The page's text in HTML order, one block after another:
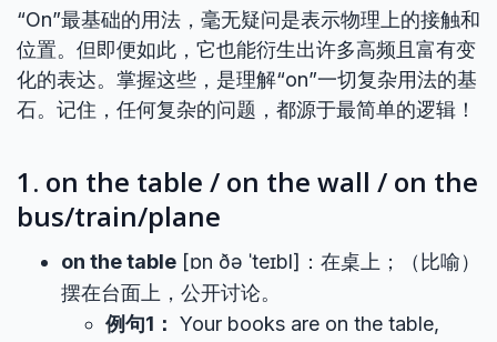
“On”最基础的用法，毫无疑问是表示物理上的接触和
位置。但即便如此，它也能衍生出许多高频且富有变
化的表达。掌握这些，是理解“on”一切复杂用法的基
石。记住，任何复杂的问题，都源于最简单的逻辑！
1. on the table / on the wall / on the
bus/train/plane
on the table [ɒn ðə ˈteɪbl]：在桌上；（比喻）
摆在台面上，公开讨论。
例句1： Your books are on the table,